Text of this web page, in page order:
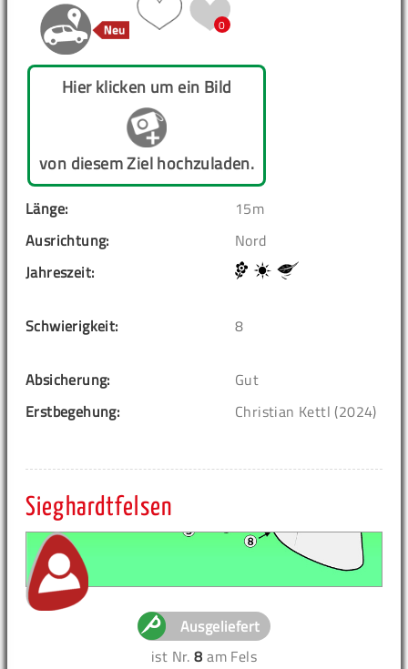
0
Hier klicken um ein Bild
von diesem Ziel hochzuladen.
Länge:
15m
Ausrichtung:
Nord
Jahreszeit:
Schwierigkeit: 8
Absicherung:
Gut
Erstbegehung:
Christian Kettl (2024)
Sieghardtfelsen
Ausgeliefert
ist Nr.8 am Fels